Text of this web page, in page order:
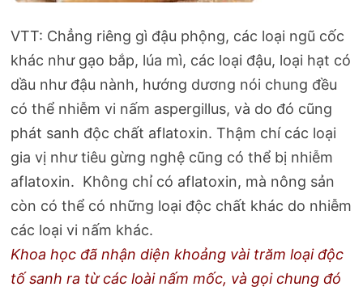
VTT: Chẳng riêng gì đậu phộng, các loại ngũ cốc
khác như gạo bắp, lúa mì, các loại đậu, loại hạt có
dầu như đậu nành, hướng dương nói chung đều
có thể nhiễm vi nấm aspergillus, và do đó cũng
phát sanh độc chất aflatoxin. Thậm chí các loại
gia vị như tiêu gừng nghệ cũng có thể bị nhiễm
aflatoxin. Không chỉ có aflatoxin, mà nông sản
còn có thể có những loại độc chất khác do nhiễm
các loại vi nấm khác.
Khoa học đã nhận diện khoảng vài trăm loại độc
tố sanh ra từ các loài nấm mốc, và gọi chung đó